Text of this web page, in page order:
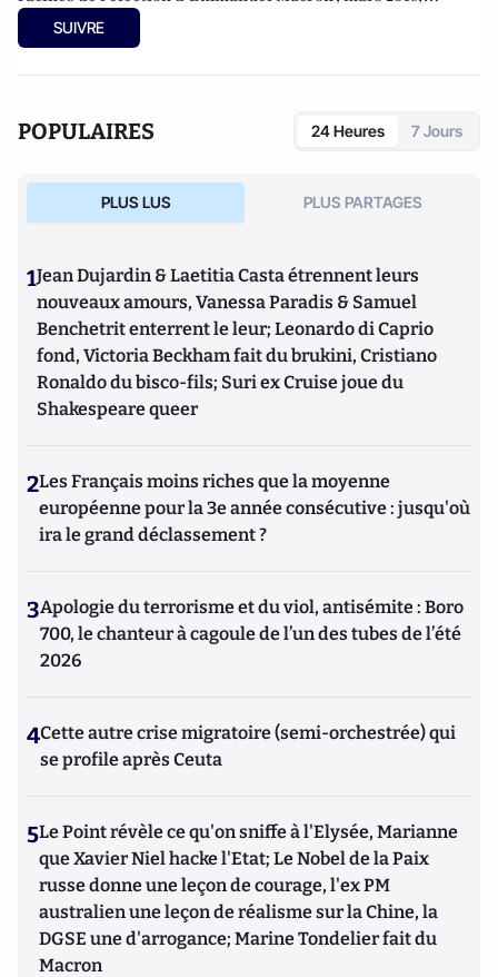
éditions Cent Mille Milliards / Descartes & Cie.
SUIVRE
POPULAIRES 24 Heures 7 Jours
PLUS LUS PLUS PARTAGES
1Jean Dujardin & Laetitia Casta étrennent leurs
nouveaux amours, Vanessa Paradis & Samuel
Benchetrit enterrent le leur; Leonardo di Caprio
fond, Victoria Beckham fait du brukini, Cristiano
Ronaldo du bisco-fils; Suri ex Cruise joue du
Shakespeare queer
2Les Français moins riches que la moyenne
européenne pour la 3e année consécutive : jusqu'où
ira le grand déclassement ?
3Apologie du terrorisme et du viol, antisémite : Boro
700, le chanteur à cagoule de l’un des tubes de l’été
2026
4Cette autre crise migratoire (semi-orchestrée) qui
se profile après Ceuta
5Le Point révèle ce qu'on sniffe à l'Elysée, Marianne
que Xavier Niel hacke l'Etat; Le Nobel de la Paix
russe donne une leçon de courage, l'ex PM
australien une leçon de réalisme sur la Chine, la
DGSE une d'arrogance; Marine Tondelier fait du
Macron